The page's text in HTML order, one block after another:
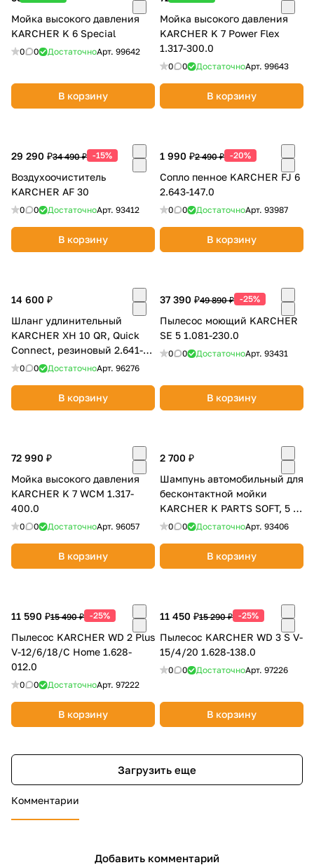
Мойка высокого давления
KARCHER K 6 Special
0 0 ДостаточноАрт. 99642
В корзину
Мойка высокого давления
KARCHER K 7 Power Flex
1.317-300.0
0 0 ДостаточноАрт. 99643
В корзину
29 290 ₽34 490 ₽ -15%
Воздухоочиститель
KARCHER AF 30
0 0 ДостаточноАрт. 93412
В корзину
1 990 ₽2 490 ₽ -20%
Сопло пенное KARCHER FJ 6
2.643-147.0
0 0 ДостаточноАрт. 93987
В корзину
14 600 ₽
Шланг удлинительный
KARCHER XH 10 QR, Quick
Connect, резиновый 2.641-
708.0
0 0 ДостаточноАрт. 96276
В корзину
37 390 ₽49 890 ₽ -25%
Пылесос моющий KARCHER
SE 5 1.081-230.0
0 0 ДостаточноАрт. 93431
В корзину
72 990 ₽
Мойка высокого давления
KARCHER K 7 WCM 1.317-
400.0
0 0 ДостаточноАрт. 96057
В корзину
2 700 ₽
Шампунь автомобильный для
бесконтактной мойки
KARCHER K PARTS SOFT, 5 л
9.605-663.0
0 0 ДостаточноАрт. 93406
В корзину
11 590 ₽15 490 ₽ -25%
Пылесос KARCHER WD 2 Plus
V-12/6/18/C Home 1.628-
012.0
0 0 ДостаточноАрт. 97222
В корзину
11 450 ₽15 290 ₽ -25%
Пылесос KARCHER WD 3 S V-
15/4/20 1.628-138.0
0 0 ДостаточноАрт. 97226
В корзину
Загрузить еще
Комментарии
Добавить комментарий